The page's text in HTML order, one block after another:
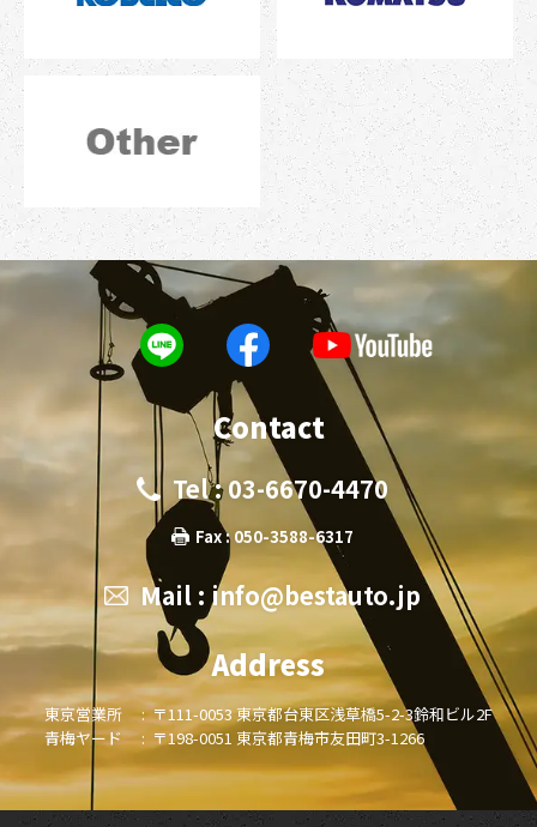
Contact
Tel : 03-6670-4470
Fax : 050-3588-6317
Mail : info@bestauto.jp
Address
東京営業所 : 〒111-0053 東京都台東区浅草橋5-2-3鈴和ビル2F
青梅ヤード : 〒198-0051 東京都青梅市友田町3-1266